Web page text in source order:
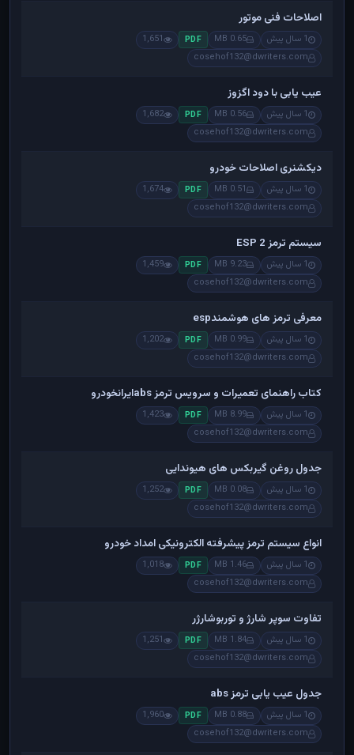
اصلاحات فنی موتور
1 سال پیش 0.65 MB
PDF
1,651
cosehof132@dwriters.com
عیب یابی با دود اگزوز
1 سال پیش 0.56 MB
PDF
1,682
cosehof132@dwriters.com
دیکشنری اصلاحات خودرو
1 سال پیش 0.51 MB
PDF
1,674
cosehof132@dwriters.com
سیستم ترمز ESP 2
1 سال پیش 9.23 MB
PDF
1,459
cosehof132@dwriters.com
معرفی ترمز های هوشمندesp
1 سال پیش 0.99 MB
PDF
1,202
cosehof132@dwriters.com
کتاب راهنمای تعمیرات و سرویس ترمز absایرانخودرو
1 سال پیش 8.99 MB
PDF
1,423
cosehof132@dwriters.com
جدول روغن گیربکس های هیوندایی
1 سال پیش 0.08 MB
PDF
1,252
cosehof132@dwriters.com
انواع سیستم ترمز پیشرفته الکترونیکی امداد خودرو
1 سال پیش 1.46 MB
PDF
1,018
cosehof132@dwriters.com
تفاوت سوپر شارژ و توربوشارژر
1 سال پیش 1.84 MB
PDF
1,251
cosehof132@dwriters.com
جدول عیب یابی ترمز abs
1 سال پیش 0.88 MB
PDF
1,960
cosehof132@dwriters.com